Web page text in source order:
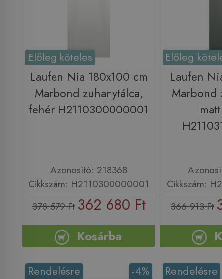
Előleg köteles
Laufen Nia 180x100 cm
Marbond zuhanytálca,
fehér H2110300000001
Azonosító: 218368
Cikkszám: H2110300000001
378 579 Ft 362 680 Ft
Kosárba
Előleg
Laufen
Marbond
Cikkszám:
366 913 Ft
-4%
Rendelésre Rendelésre